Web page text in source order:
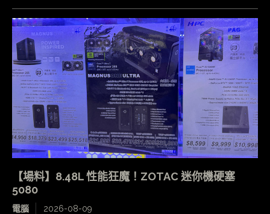
【場料】8.48L 性能狂魔！ZOTAC 迷你機硬塞
5080
電腦 2026-08-09